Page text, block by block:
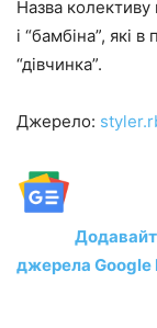
Назва колективу
і “бамбіна”, які
“дівчинка”.
Джерело:
джерела Google